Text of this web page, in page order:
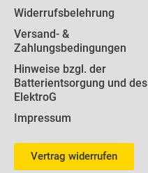
Widerrufsbelehrung
Versand- &
Zahlungsbedingungen
Hinweise bzgl. der
Batterientsorgung und des
ElektroG
Impressum
Vertrag widerrufen